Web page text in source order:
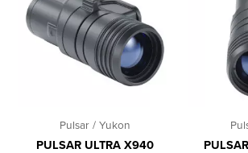
Pulsar / Yukon
PULSAR ULTRA X940